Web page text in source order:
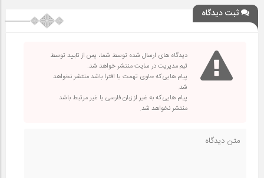
ثبت دیدگاه
دیدگاه های ارسال شده توسط شما، پس از تایید توسط
تیم مدیریت در سایت منتشر خواهد شد.
پیام هایی که حاوی تهمت یا افترا باشد منتشر نخواهد
شد.
پیام هایی که به غیر از زبان فارسی یا غیر مرتبط باشد
منتشر نخواهد شد.